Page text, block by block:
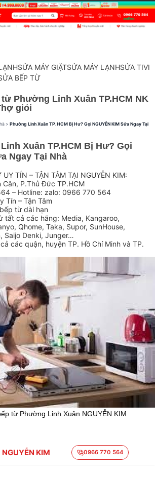
SỬA MÁY GIẶTSỬA MÁY LẠNHSỬA TIVI
BẾP TỪ
Phường Linh Xuân TP.HCM NK
giỏi
> Phường Linh Xuân TP.HCM Bị Hư? Gọi NGUYỄN KIM Sửa Ngay Tại
Xuân TP.HCM Bị Hư? Gọi
Ngay Tại Nhà
UY TÍN – TẬN TÂM TẠI NGUYỄN KIM:
Cân, P.Thủ Đức TP.HCM
– Hotline: zalo: 0966 770 564
Tín – Tận Tâm
từ dài hạn
tất cả các hãng: Media, Kangaroo,
Qhome, Taka, Supor, SunHouse,
Saijo Denki, Junger…
các quận, huyện TP. Hồ Chí Minh và TP.
từ Phường Linh Xuân NGUYỄN KIM
KIM 0966 770 564